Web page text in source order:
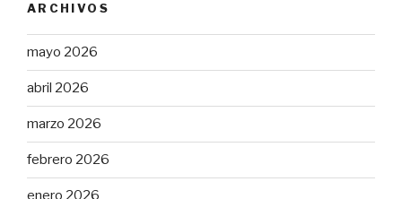
ARCHIVOS
mayo 2026
abril 2026
marzo 2026
febrero 2026
enero 2026